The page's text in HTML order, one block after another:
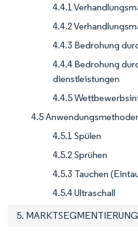
4.4.1
4.4.2
4.4.3 Bedrohung
4.4.4 Bedrohung
dienstleistungen
4.4.5
4.5
4.5.1 Spülen
4.5.2 Sprühen
4.5.3 Tauchen
4.5.4 Ultraschall
5.